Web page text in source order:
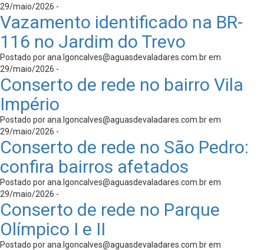
29/maio/2026 -
Vazamento identificado na BR-
116 no Jardim do Trevo
Postado porana.lgoncalves@aguasdevaladares.com.brem
29/maio/2026 -
Conserto de rede no bairro Vila
Império
Postado porana.lgoncalves@aguasdevaladares.com.brem
29/maio/2026 -
Conserto de rede no São Pedro:
confira bairros afetados
Postado porana.lgoncalves@aguasdevaladares.com.brem
29/maio/2026 -
Conserto de rede no Parque
Olímpico I e II
Postado porana.lgoncalves@aguasdevaladares.com.brem